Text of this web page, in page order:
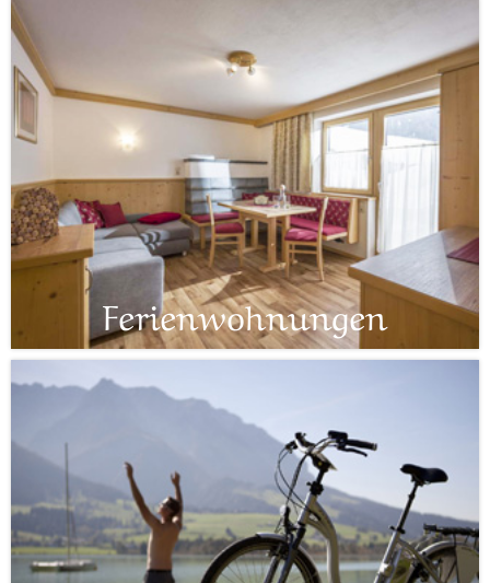
Ferienwohnungen